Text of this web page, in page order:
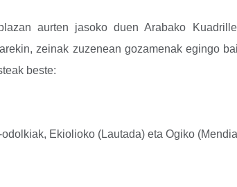
aurten jasoko duen Arabako
zeinak zuzenean gozamenak egingo
beste:
Ekiolioko (Lautada) eta Ogiko